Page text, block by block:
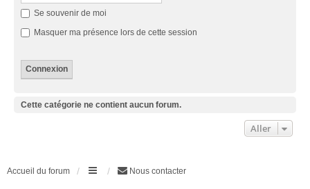
Se souvenir de moi
Masquer ma présence lors de cette session
Cette catégorie ne contient aucun forum.
Aller
Accueil du forum Nous contacter